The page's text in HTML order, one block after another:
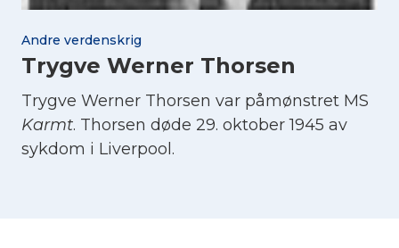
Andre verdenskrig
Trygve Werner Thorsen
Trygve Werner Thorsen var påmønstret MS
Karmt. Thorsen døde 29. oktober 1945 av
sykdom i Liverpool.